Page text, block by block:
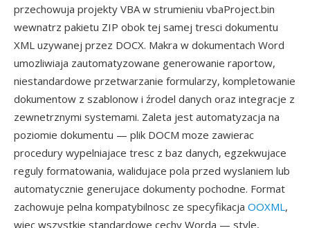
przechowuja projekty VBA w strumieniu vbaProject.bin
wewnatrz pakietu ZIP obok tej samej tresci dokumentu
XML uzywanej przez DOCX. Makra w dokumentach Word
umozliwiaja zautomatyzowane generowanie raportow,
niestandardowe przetwarzanie formularzy, kompletowanie
dokumentow z szablonow i źrodel danych oraz integracje z
zewnetrznymi systemami. Zaleta jest automatyzacja na
poziomie dokumentu — plik DOCM moze zawierac
procedury wypelniajace tresc z baz danych, egzekwujace
reguly formatowania, walidujace pola przed wyslaniem lub
automatycznie generujace dokumenty pochodne. Format
zachowuje pelna kompatybilnosc ze specyfikacja OOXML,
wiec wszystkie standardowe cechy Worda — style,